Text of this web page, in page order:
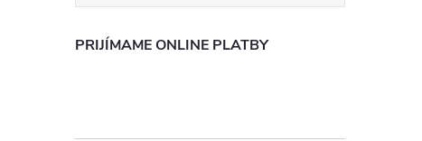
PRIJÍMAME ONLINE PLATBY